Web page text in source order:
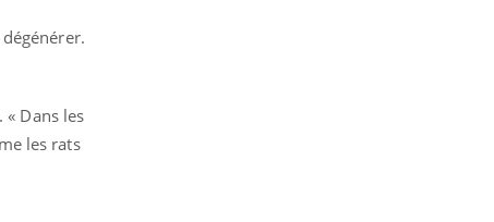
Dans les
les rats